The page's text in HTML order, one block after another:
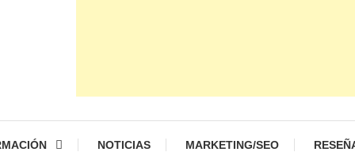
NOTICIAS MARKETING/SEO